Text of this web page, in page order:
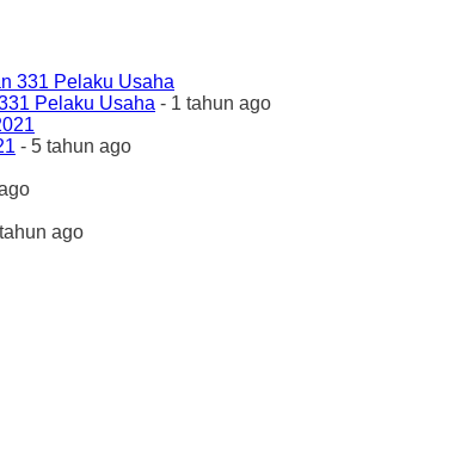
Pelaku Usaha - 1 tahun ago
- 5 tahun ago
ago